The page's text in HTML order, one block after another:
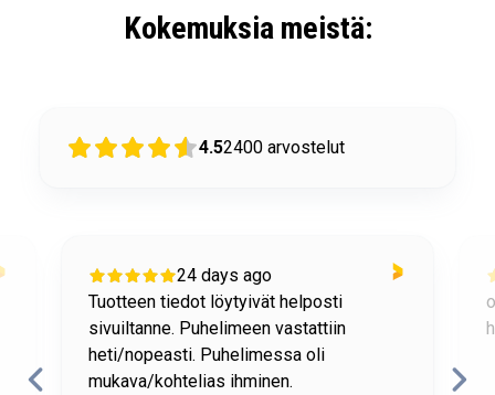
Kokemuksia meistä:
4.52400 arvostelut
24 days ago
Tuotteen tiedot löytyivät helposti
sivuiltanne. Puhelimeen vastattiin
heti/nopeasti. Puhelimessa oli
mukava/kohtelias ihminen.